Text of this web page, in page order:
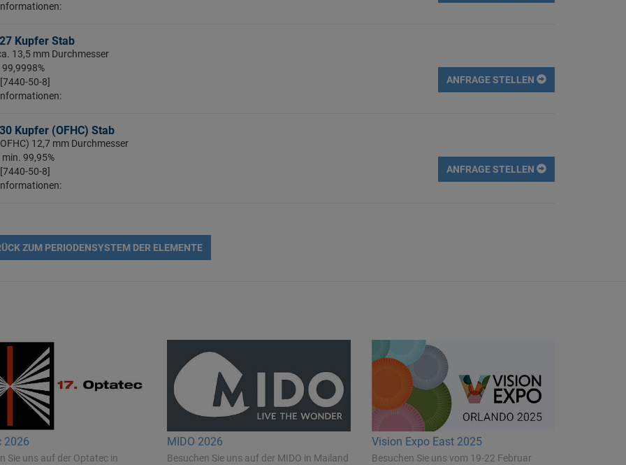
Kupfer Stab
13,5 mm Durchmesser
99,9998%
50-8]
ANFRAGE STELLEN
Kupfer (OFHC) Stab
12,7 mm Durchmesser
min. 99,95%
50-8]
ANFRAGE STELLEN
ZUM PERIODENSYSTEM DER ELEMENTE
2026
Sie uns auf der Optatec in
MIDO 2026
Besuchen Sie uns auf der MIDO in Mailand
Vision Expo East 2025
Besuchen Sie uns vom 19-22 Februar